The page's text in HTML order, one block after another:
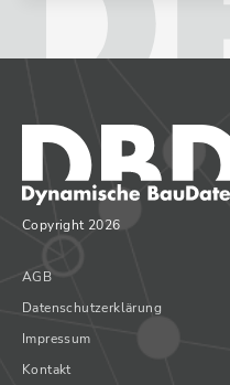
Copyright 2026
AGB
Datenschutzerklärung
Impressum
Kontakt